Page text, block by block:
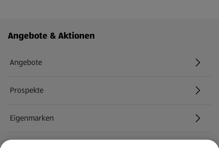
Fußzeilenmenü - weitere Links
Angebote & Aktionen
Angebote
Prospekte
Eigenmarken